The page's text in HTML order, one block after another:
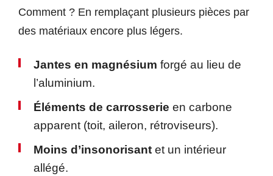
Comment ? En remplaçant plusieurs pièces par
des matériaux encore plus légers.
Jantes en magnésium forgé au lieu de
l’aluminium.
Éléments de carrosserie en carbone
apparent (toit, aileron, rétroviseurs).
Moins d’insonorisant et un intérieur
allégé.